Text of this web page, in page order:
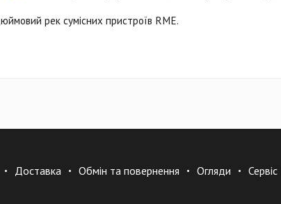
рек сумісних пристроїв RME.
Доставка Обмін та повернення Огляди Сервіс